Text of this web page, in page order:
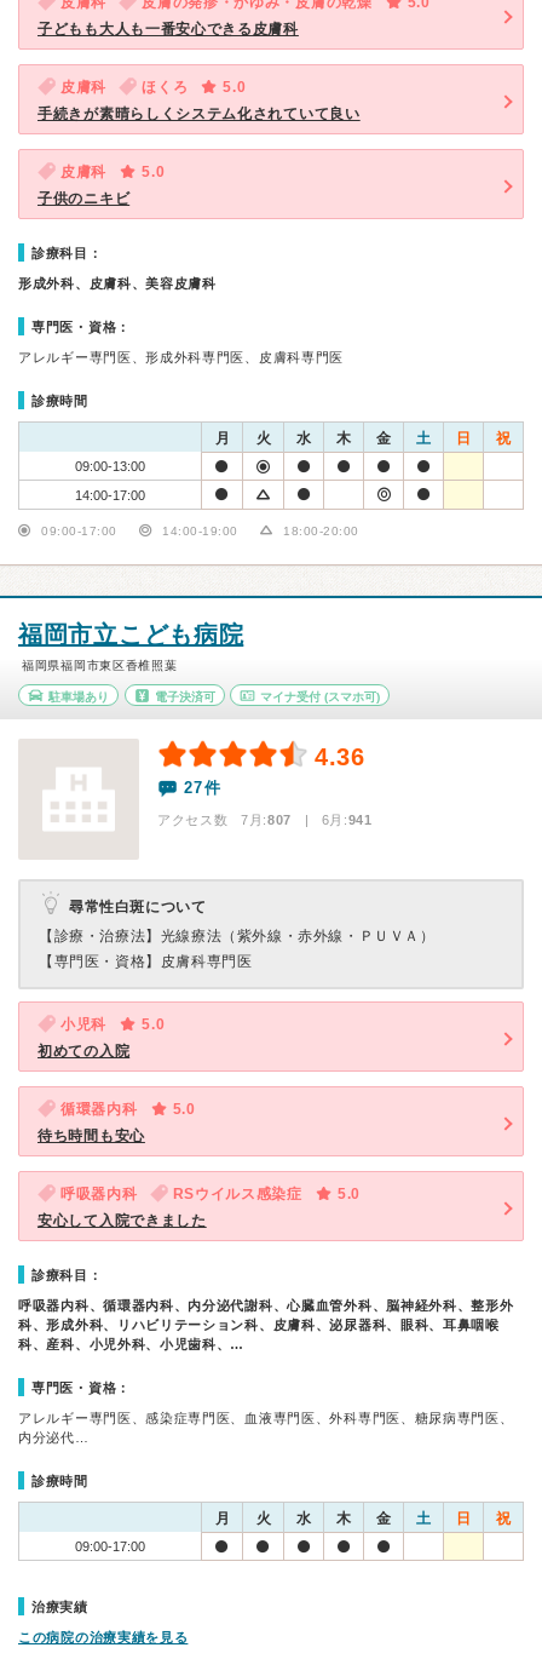
子どもも大人も一番安心できる皮膚科
皮膚科 ほくろ
5.0
手続きが素晴らしくシステム化されていて良い
皮膚科
5.0
子供のニキビ
診療科目：
形成外科、皮膚科、美容皮膚科
専門医・資格：
アレルギー専門医、形成外科専門医、皮膚科専門医
診療時間
月 火 水 木 金 土 日 祝
09:00-13:00
14:00-17:00
09:00-17:00 14:00-19:00 18:00-20:00
福岡市立こども病院
福岡県福岡市東区香椎照葉
駐車場あり 電子決済可 マイナ受付 (スマホ可)
4.36
27件
アクセス数 7月:807 | 6月:941
尋常性白斑について
【診療・治療法】 光線療法（紫外線・赤外線・ＰＵＶＡ）
【専門医・資格】 皮膚科専門医
小児科
5.0
初めての入院
循環器内科
5.0
待ち時間も安心
呼吸器内科 RSウイルス感染症
5.0
安心して入院できました
診療科目：
呼吸器内科、循環器内科、内分泌代謝科、心臓血管外科、脳神経外科、整形外
科、形成外科、リハビリテーション科、皮膚科、泌尿器科、眼科、耳鼻咽喉
科、産科、小児外科、小児歯科、…
専門医・資格：
アレルギー専門医、感染症専門医、血液専門医、外科専門医、糖尿病専門医、
内分泌代…
診療時間
月 火 水 木 金 土 日 祝
09:00-17:00
治療実績
この病院の治療実績を見る